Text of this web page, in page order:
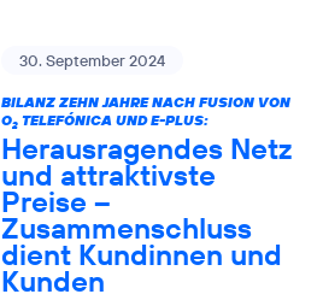
30. September 2024
BILANZ ZEHN JAHRE NACH FUSION VON
O2TELEFÓNICA UND E-PLUS:
Herausragendes Netz
und attraktivste
Preise –
Zusammenschluss
dient Kundinnen und
Kunden